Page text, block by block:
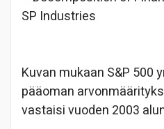
Kuvan mukaan S&P 500
pääoman
vastaisi vuoden 2003